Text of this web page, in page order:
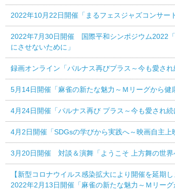
2022年10月22日開催「まるフェスジャズコンサート
2022年7月30日開催 国際平和シンポジウム2022「
にさせないために」
録画オンライン「パルナス再びプラス～今も愛され
5月14日開催「麻雀の新たな魅力～Ｍリーグから健
4月24日開催「パルナス再び プラス～今も愛され続
4月2日開催「SDGsの学びから実践へ～映画自主上
3月20日開催 対談＆演舞「ようこそ 上方舞の世界
【新型コロナウイルス感染拡大により開催を延期し
2022年2月13日開催「麻雀の新たな魅力～Ｍリーグ